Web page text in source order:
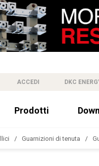
ACCEDI DKC
Prodotti
Guarnizioni di tenuta